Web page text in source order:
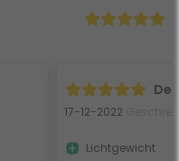
17-12-2022
Lichtgewicht